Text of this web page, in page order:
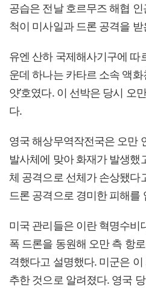
공습은 전날 호르무즈 해협
척이 미사일과 드론 공격을
유엔 산하 국제해사기구에 따
운데 하나는 카타르 소속 액화
얏’호였다. 이 선박은 당시 오
다.
영국 해상무역작전국은 오만
발사체에 맞아 화재가 발생했
체 공격으로 선체가 손상됐다
드론 공격으로 경미한 피해를
미국 관리들은 이란 혁명수비
폭 드론을 동원해 오만 측 항
격했다고 설명했다. 미군은
추한 것으로 알려졌다. 영국